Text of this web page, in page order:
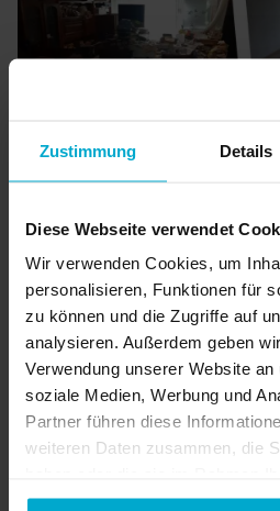
Zustimmung Details
Diese Webseite verwendet
Wir verwenden Cookies, um
personalisieren, Funktionen für
zu können und die Zugriffe auf
analysieren. Außerdem geben
Verwendung unserer Website
soziale Medien, Werbung und
Partner führen diese
weiteren Daten zusammen, die
gesammelt haben.
E.
„Ich habe Rümpelrando
Familie leider die
anstand. Die Jungs haben die
und diskret von dem ganzen
obwohl es echt eklig war.
jetzt wieder alles